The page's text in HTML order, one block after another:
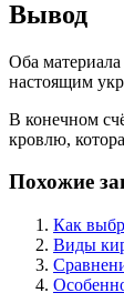
Вывод
Оба
настоящим
В конечном
кровлю,
Похожие
Как
Виды